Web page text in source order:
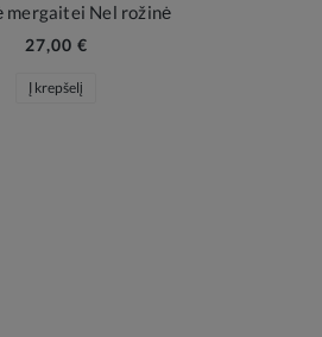
mergaitei Nel rožinė
27,00 €
Į krepšelį